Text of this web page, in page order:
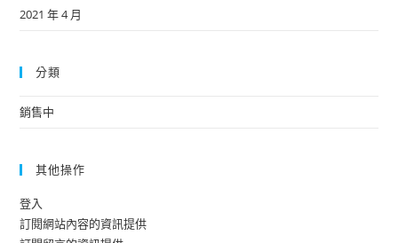
2021 年 4 月
分類
銷售中
其他操作
登入
訂閱網站內容的資訊提供